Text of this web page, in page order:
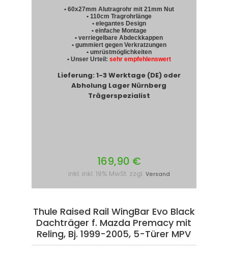
• 60x27mm Alutragrohr mit 21mm Nut
• 110cm Tragrohrlänge
• elegantes Design
• einfache Montage
• verriegelbare Abdeckkappen
• gummiert gegen Verkratzungen
• umrüstmöglichkeiten
• Unser Urteil: sehr empfehlenswert
Lieferung: 1-3 Werktage (DE) oder
Abholung Lager Nürnberg
Trägerspezialist
169,90 €
inkl. inkl. 19% MwSt. zzgl. Versand
Thule Raised Rail WingBar Evo Black
Dachträger f. Mazda Premacy mit
Reling, Bj. 1999-2005, 5-Türer MPV